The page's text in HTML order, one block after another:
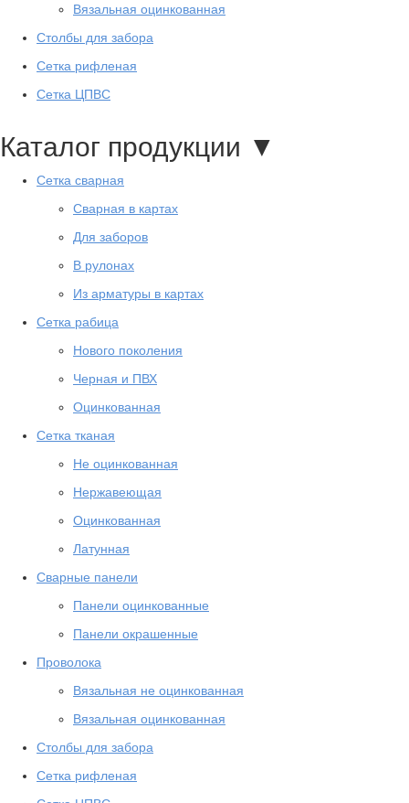
Вязальная оцинкованная
Столбы для забора
Сетка рифленая
Сетка ЦПВС
Каталог продукции ▼
Сетка сварная
Сварная в картах
Для заборов
В рулонах
Из арматуры в картах
Сетка рабица
Нового поколения
Черная и ПВХ
Оцинкованная
Сетка тканая
Не оцинкованная
Нержавеющая
Оцинкованная
Латунная
Сварные панели
Панели оцинкованные
Панели окрашенные
Проволока
Вязальная не оцинкованная
Вязальная оцинкованная
Столбы для забора
Сетка рифленая